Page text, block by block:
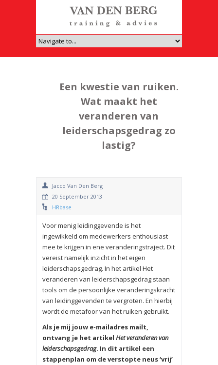
Een kwestie van ruiken.
Wat maakt het
veranderen van
leiderschapsgedrag zo
lastig?
Jacco Van Den Berg
20 September 2013
HRbase
Voor menig leidinggevende is het
ingewikkeld om medewerkers enthousiast
mee te krijgen in ene veranderingstraject. Dit
vereist namelijk inzicht in het eigen
leiderschapsgedrag. In het artikel Het
veranderen van leiderschapsgedrag staan
tools om de persoonlijke veranderingskracht
van leidinggevenden te vergroten. En hierbij
wordt de metafoor van het ruiken gebruikt.
Als je mij jouw e-mailadres mailt,
ontvang je het artikel Het veranderen van
leiderschapsgedrag. In dit artikel een
stappenplan om de verstopte neus ‘vrij’